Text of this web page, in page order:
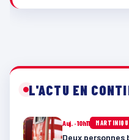
L'ACTU EN
Auj. · 10h11
Deux personnes